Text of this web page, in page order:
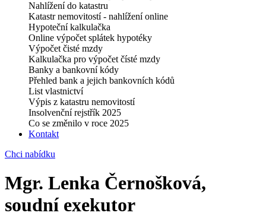
Nahlížení do katastru
Katastr nemovitostí - nahlížení online
Hypoteční kalkulačka
Online výpočet splátek hypotéky
Výpočet čisté mzdy
Kalkulačka pro výpočet čísté mzdy
Banky a bankovní kódy
Přehled bank a jejich bankovních kódů
List vlastnictví
Výpis z katastru nemovitostí
Insolvenční rejstřík 2025
Co se změnilo v roce 2025
Kontakt
Chci nabídku
Mgr. Lenka Černošková,
soudní exekutor